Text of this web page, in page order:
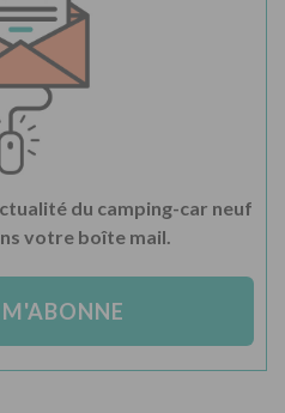
du camping-car neuf
votre boîte mail.
M'ABONNE